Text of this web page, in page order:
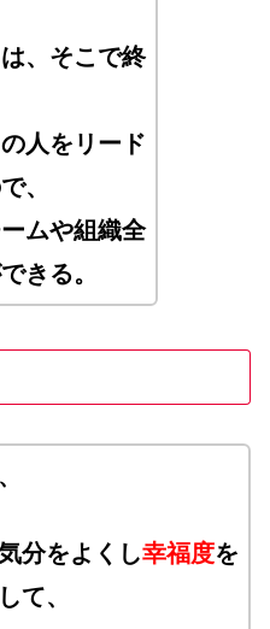
は、そこで終
人をリード
、
ムや組織全
きる。
分をよくし幸福度を
て、